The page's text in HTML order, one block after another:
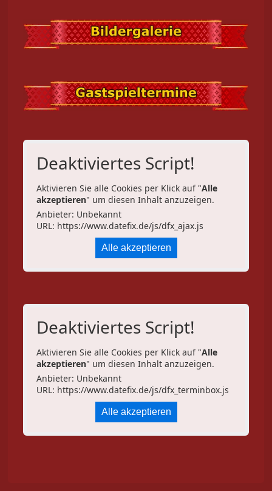
Deaktiviertes Script!
Aktivieren Sie alle Cookies per Klick auf "Alle
akzeptieren" um diesen Inhalt anzuzeigen.
Anbieter: Unbekannt
URL: https://www.datefix.de/js/dfx_ajax.js
Alle akzeptieren
Deaktiviertes Script!
Aktivieren Sie alle Cookies per Klick auf "Alle
akzeptieren" um diesen Inhalt anzuzeigen.
Anbieter: Unbekannt
URL: https://www.datefix.de/js/dfx_terminbox.js
Alle akzeptieren